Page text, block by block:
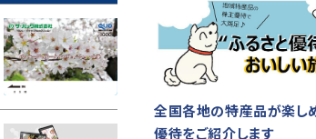
全国各地の特産品が楽し
優待をご紹介します